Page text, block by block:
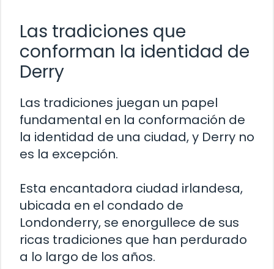
Las tradiciones que
conforman la identidad de
Derry
Las tradiciones juegan un papel
fundamental en la conformación de
la identidad de una ciudad, y Derry no
es la excepción.
Esta encantadora ciudad irlandesa,
ubicada en el condado de
Londonderry, se enorgullece de sus
ricas tradiciones que han perdurado
a lo largo de los años.